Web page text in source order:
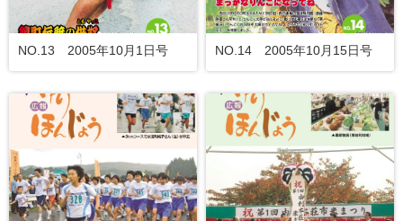
NO.13 2005年10月1日号 NO.14 2005年10月15日号